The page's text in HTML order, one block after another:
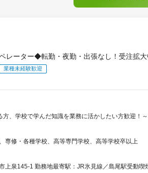
レーター◆転勤・夜勤・出張なし！受注拡
業種未経験歓迎
方、学校で学んだ知識を業務に活かしたい方歓迎！
専修・各種学校、高等専門学校、高等学校卒以上
上泉145-1 勤務地最寄駅：JR氷見線／島尾駅受動喫